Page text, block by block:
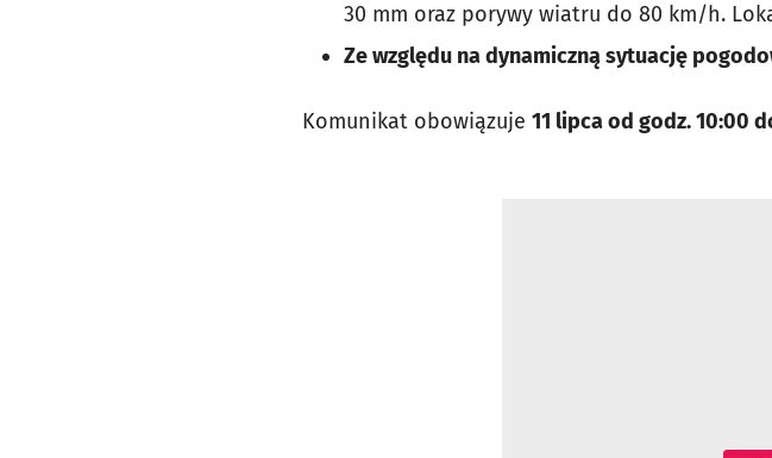
30 mm oraz porywy wiatru do 80 km/h.
Ze względu na dynamiczną sytuację
Komunikat obowiązuje 11 lipcaod godz. 10:00